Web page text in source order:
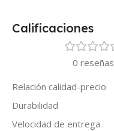
Calificaciones
0 reseñas
Relación calidad-precio
Durabilidad
Velocidad de entrega